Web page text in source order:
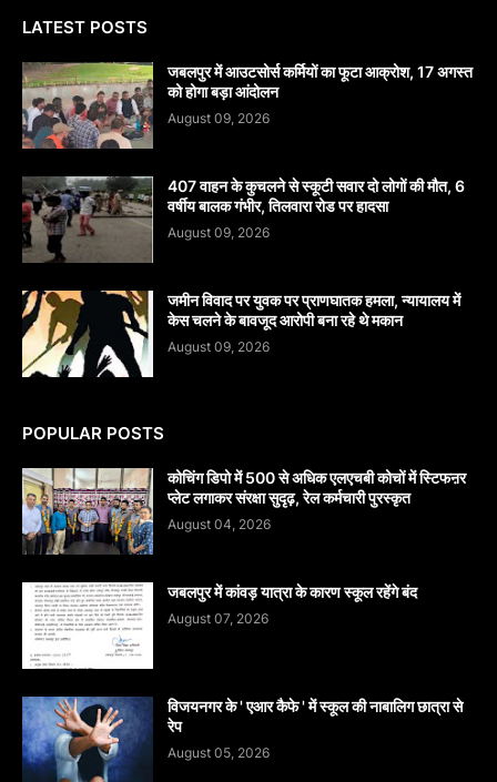
LATEST POSTS
जबलपुर में आउटसोर्स कर्मियों का फूटा आक्रोश, 17 अगस्त
को होगा बड़ा आंदोलन
August 09, 2026
407 वाहन के कुचलने से स्कूटी सवार दो लोगों की मौत, 6
वर्षीय बालक गंभीर, तिलवारा रोड पर हादसा
August 09, 2026
जमीन विवाद पर युवक पर प्राणघातक हमला, न्यायालय में
केस चलने के बावजूद आरोपी बना रहे थे मकान
August 09, 2026
POPULAR POSTS
कोचिंग डिपो में 500 से अधिक एलएचबी कोचों में स्टिफऩर
प्लेट लगाकर संरक्षा सुदृढ़, रेल कर्मचारी पुरस्कृत
August 04, 2026
जबलपुर में कांवड़ यात्रा के कारण स्कूल रहेंगे बंद
August 07, 2026
विजयनगर के ' एआर कैफे ' में स्कूल की नाबालिग छात्रा से
रेप
August 05, 2026